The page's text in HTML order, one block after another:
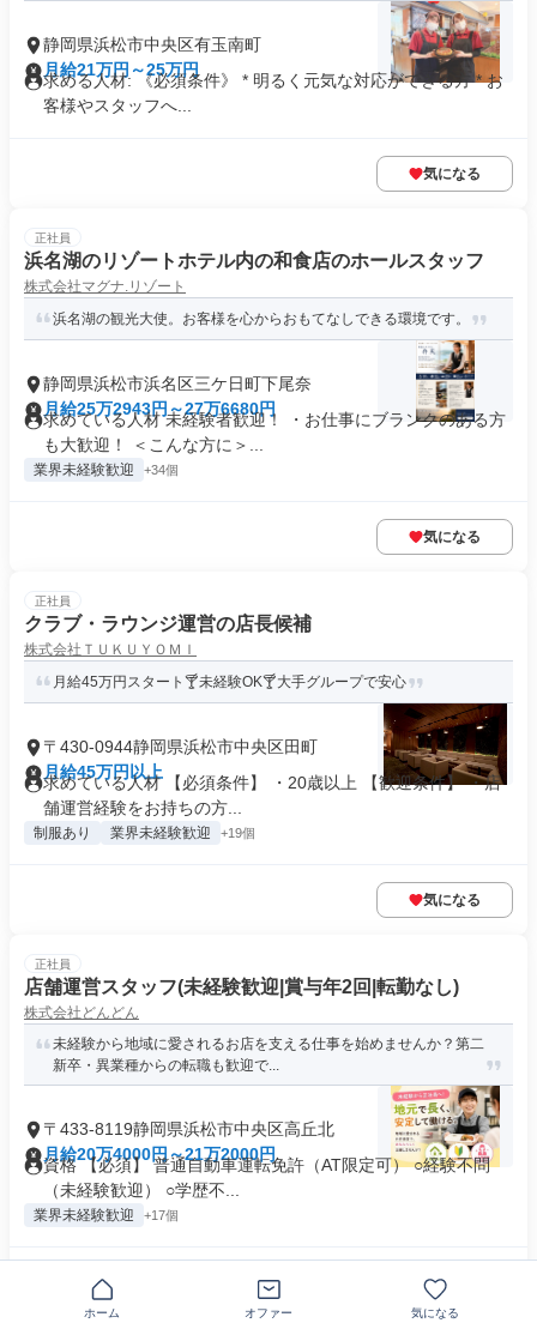
静岡県浜松市中央区有玉南町
月給21万円～25万円
求める人材: 《必須条件》 * 明るく元気な対応ができる方 * お
客様やスタッフへ...
気になる
正社員
浜名湖のリゾートホテル内の和食店のホールスタッフ
株式会社マグナ.リゾート
浜名湖の観光大使。お客様を心からおもてなしできる環境です。
静岡県浜松市浜名区三ケ日町下尾奈
月給25万2943円～27万6680円
求めている人材 未経験者歓迎！ ・お仕事にブランクのある方
も大歓迎！ ＜こんな方に＞...
業界未経験歓迎 +34個
気になる
正社員
クラブ・ラウンジ運営の店長候補
株式会社ＴＵＫＵＹＯＭＩ
月給45万円スタート🍸未経験OK🍸大手グループで安心
〒430-0944静岡県浜松市中央区田町
月給45万円以上
求めている人材 【必須条件】 ・20歳以上 【歓迎条件】 ・店
舗運営経験をお持ちの方...
制服あり 業界未経験歓迎 +19個
気になる
正社員
店舗運営スタッフ(未経験歓迎|賞与年2回|転勤なし)
株式会社どんどん
未経験から地域に愛されるお店を支える仕事を始めませんか？第二
新卒・異業種からの転職も歓迎で...
〒433-8119静岡県浜松市中央区高丘北
月給20万4000円～21万2000円
資格 【必須】 普通自動車運転免許（AT限定可） ○経験不問
（未経験歓迎） ○学歴不...
業界未経験歓迎 +17個
気になる
ホーム オファー 気になる